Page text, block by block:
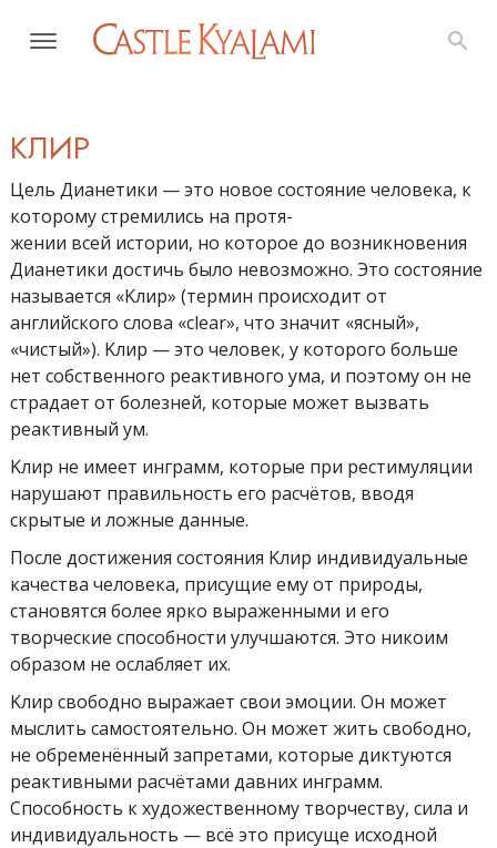
KЛИР
Цель Дианетики — это новое состояние человека, к
которому стремились на протя-
жении всей истории, но которое до возникновения
Дианетики достичь было невозможно. Это состояние
называется «Kлир» (термин происходит от
английского слова «clear», что значит «ясный»,
«чистый»). Kлир — это человек, у которого больше
нет собственного реактивного ума, и поэтому он не
страдает от болезней, которые может вызвать
реактивный ум.
Kлир не имеет инграмм, которые при рестимуляции
нарушают правильность его расчётов, вводя
скрытые и ложные данные.
После достижения состояния Kлир индивидуальные
качества человека, присущие ему от природы,
становятся более ярко выраженными и его
творческие способности улучшаются. Это никоим
образом не ослабляет их.
Kлир свободно выражает свои эмоции. Он может
мыслить самостоятельно. Он может жить свободно,
не обременённый запретами, которые диктуются
реактивными расчётами давних инграмм.
Способность к художественному творчеству, сила и
индивидуальность — всё это присуще исходной